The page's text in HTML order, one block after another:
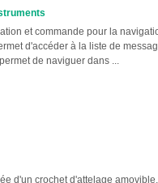
et commande pour la
d'accéder à la liste de
de naviguer dans ...
d'un crochet d'attelage